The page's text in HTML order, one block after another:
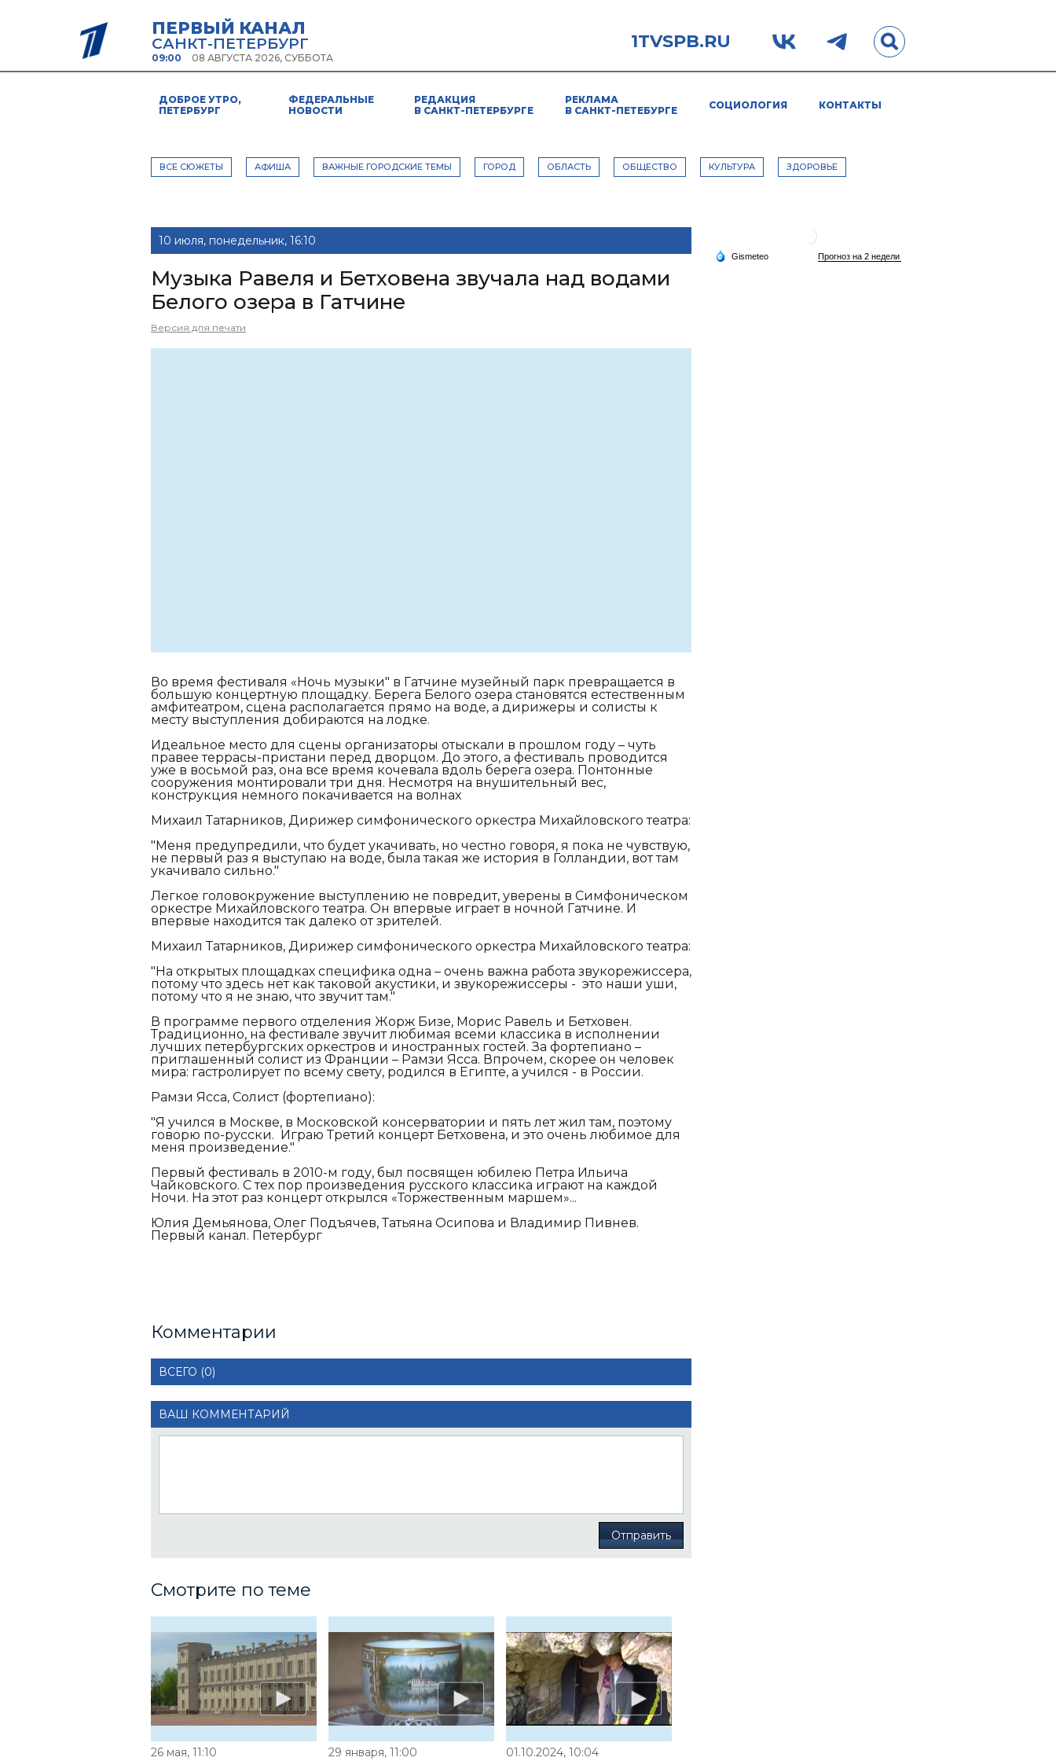
ПЕРВЫЙ КАНАЛ
САНКТ-ПЕТЕРБУРГ
09:00 08 АВГУСТА 2026, СУББОТА
1TVSPB.RU
ДОБРОЕ УТРО,
ПЕТЕРБУРГ
ФЕДЕРАЛЬНЫЕ
НОВОСТИ
РЕДАКЦИЯ
В САНКТ-ПЕТЕРБУРГЕ
РЕКЛАМА
В САНКТ-ПЕТЕБУРГЕ
СОЦИОЛОГИЯ КОНТАКТЫ
ВСЕ СЮЖЕТЫ АФИША ВАЖНЫЕ ГОРОДСКИЕ ТЕМЫ ГОРОД ОБЛАСТЬ ОБЩЕСТВО КУЛЬТУРА ЗДОРОВЬЕ
10 июля, понедельник, 16:10
Музыка Равеля и Бетховена звучала над водами
Белого озера в Гатчине
Версия для печати
Во время фестиваля «Ночь музыки" в Гатчине музейный парк превращается в
большую концертную площадку. Берега Белого озера становятся естественным
амфитеатром, сцена располагается прямо на воде, а дирижеры и солисты к
месту выступления добираются на лодке.
Идеальное место для сцены организаторы отыскали в прошлом году – чуть
правее террасы-пристани перед дворцом. До этого, а фестиваль проводится
уже в восьмой раз, она все время кочевала вдоль берега озера. Понтонные
сооружения монтировали три дня. Несмотря на внушительный вес,
конструкция немного покачивается на волнах
Михаил Татарников, Дирижер симфонического оркестра Михайловского театра:
"Меня предупредили, что будет укачивать, но честно говоря, я пока не чувствую,
не первый раз я выступаю на воде, была такая же история в Голландии, вот там
укачивало сильно."
Легкое головокружение выступлению не повредит, уверены в Симфоническом
оркестре Михайловского театра. Он впервые играет в ночной Гатчине. И
впервые находится так далеко от зрителей.
Михаил Татарников, Дирижер симфонического оркестра Михайловского театра:
"На открытых площадках специфика одна – очень важна работа звукорежиссера,
потому что здесь нет как таковой акустики, и звукорежиссеры - это наши уши,
потому что я не знаю, что звучит там."
В программе первого отделения Жорж Бизе, Морис Равель и Бетховен.
Традиционно, на фестивале звучит любимая всеми классика в исполнении
лучших петербургских оркестров и иностранных гостей. За фортепиано –
приглашенный солист из Франции – Рамзи Ясса. Впрочем, скорее он человек
мира: гастролирует по всему свету, родился в Египте, а учился - в России.
Рамзи Ясса, Солист (фортепиано):
"Я учился в Москве, в Московской консерватории и пять лет жил там, поэтому
говорю по-русски. Играю Третий концерт Бетховена, и это очень любимое для
меня произведение."
Первый фестиваль в 2010-м году, был посвящен юбилею Петра Ильича
Чайковского. С тех пор произведения русского классика играют на каждой
Ночи. На этот раз концерт открылся «Торжественным маршем»...
Юлия Демьянова, Олег Подъячев, Татьяна Осипова и Владимир Пивнев.
Первый канал. Петербург
Комментарии
ВСЕГО (0)
ВАШ КОММЕНТАРИЙ
Отправить
Смотрите по теме
26 мая, 11:10 29 января, 11:00 01.10.2024, 10:04